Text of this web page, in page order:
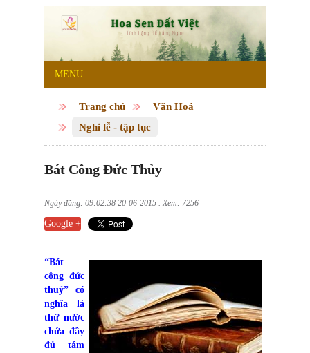
MENU
Trang chủ
Văn Hoá
Nghi lễ - tập tục
Bát Công Đức Thủy
Ngày đăng: 09:02:38 20-06-2015 . Xem: 7256
Google +
“Bát
công đức
thuỷ” có
nghĩa là
thứ nước
chứa đầy
đủ tám